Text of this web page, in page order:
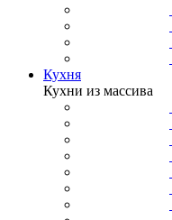
Кухня
Кухни из массива